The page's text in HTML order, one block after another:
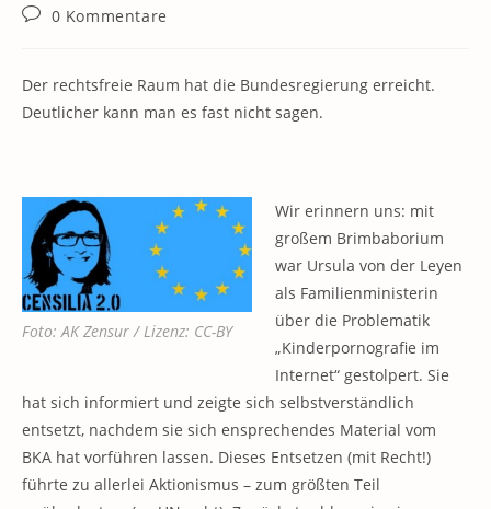
Beitrags-
0 Kommentare
Der rechtsfreie Raum hat die Bundesregierung erreicht.
Deutlicher kann man es fast nicht sagen.
Foto: AK Zensur / Lizenz: CC-BY
Wir erinnern uns: mit
großem Brimbaborium
war Ursula von der Leyen
als Familienministerin
über die Problematik
„Kinderpornografie im
Internet“ gestolpert. Sie
hat sich informiert und zeigte sich selbstverständlich
entsetzt, nachdem sie sich ensprechendes Material vom
BKA hat vorführen lassen. Dieses Entsetzen (mit Recht!)
führte zu allerlei Aktionismus – zum größten Teil